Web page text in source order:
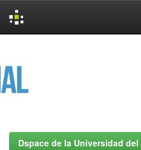
Dspace de la Universidad del